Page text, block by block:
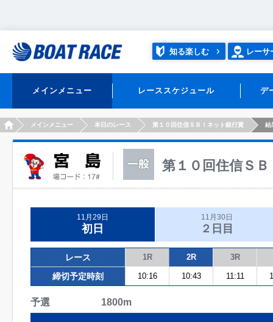
知る楽しむ レーサ
メインメニュー レーススケジュール デ
HOMEメインメニュー 本日のレース 第１０回住信ＳＢＩネット銀行賞 結
第１０回住信Ｓ
11月29日
初日
11月30日
２日目
レース 1R 2R 3R
締切予定時刻 10:16 10:43 11:11
予選 1800m